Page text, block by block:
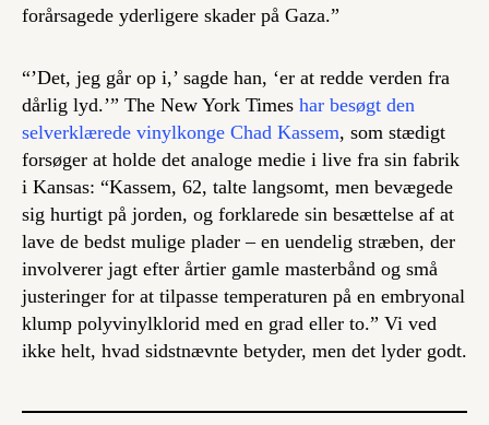
forårsagede yderligere skader på Gaza.”
“’Det, jeg går op i,’ sagde han, ‘er at redde verden fra
dårlig lyd.’” The New York Times har besøgt den
selverklærede vinylkonge Chad Kassem, som stædigt
forsøger at holde det analoge medie i live fra sin fabrik
i Kansas: “Kassem, 62, talte langsomt, men bevægede
sig hurtigt på jorden, og forklarede sin besættelse af at
lave de bedst mulige plader – en uendelig stræben, der
involverer jagt efter årtier gamle masterbånd og små
justeringer for at tilpasse temperaturen på en embryonal
klump polyvinylklorid med en grad eller to.” Vi ved
ikke helt, hvad sidstnævnte betyder, men det lyder godt.